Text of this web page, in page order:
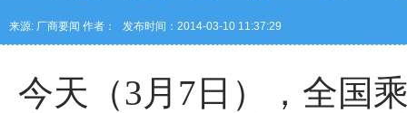
来源: 厂商要闻 作者： 发布时间：2014-03-10 11:37:29
今天（3月7日），全国